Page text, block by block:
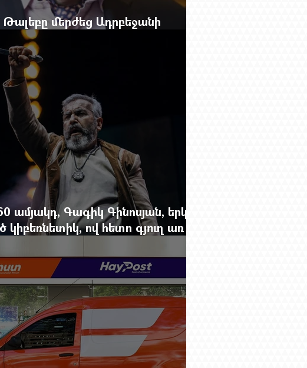
Թալեբը մերժեց Ադրբեջանի
պաշտպանեց Ռուբեն Վարդանյանին
ամյակդ, Գագիկ Գինոսյան, երկու
ով հետո գյուղ առ